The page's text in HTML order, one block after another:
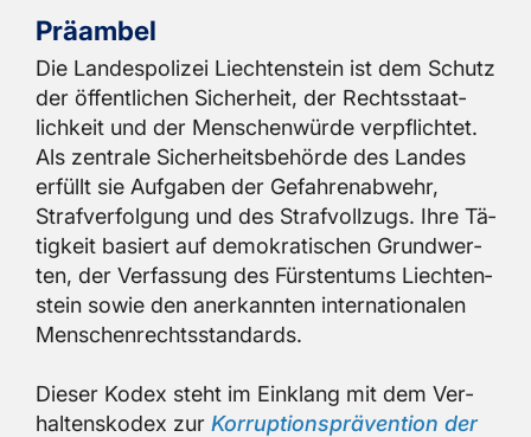
Prä­am­bel
Die Lan­des­po­li­zei Liech­ten­stein ist dem Schutz
der öf­fent­li­chen Si­cher­heit, der Rechts­staat­
lich­keit und der Men­schen­wür­de ver­pflich­tet.
Als zen­tra­le Si­cher­heits­be­hör­de des Lan­des
er­füllt sie Auf­ga­ben der Ge­fah­ren­ab­wehr,
Straf­ver­fol­gung und des Straf­voll­zugs. Ihre Tä­
tig­keit ba­siert auf de­mo­kra­ti­schen Grund­wer­
ten, der Ver­fas­sung des Fürs­ten­tums Liech­ten­
stein sowie den an­er­kann­ten in­ter­na­tio­na­len
Men­schen­rechts­stan­dards.
Die­ser Kodex steht im Ein­klang mit dem Ver­
hal­tens­ko­dex zur Kor­rup­ti­ons­prä­ven­ti­on der